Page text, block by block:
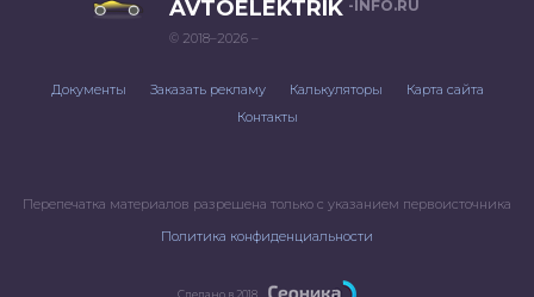
AVTOELEKTRIK -INFO.RU
© 2018–2026 –
Документы Заказать рекламу Калькуляторы
Карта сайта
Контакты
Перепечатка материалов разрешена только с указанием первоисточника
Политика конфиденциальности
Сделано в 2018